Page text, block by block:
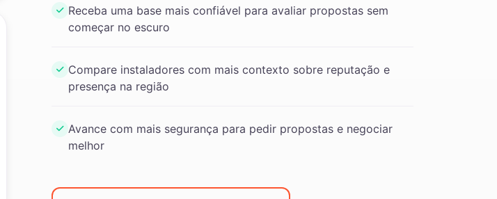
Receba uma base mais confiável para avaliar propostas sem
começar no escuro
Compare instaladores com mais contexto sobre reputação e
presença na região
Avance com mais segurança para pedir propostas e negociar
melhor